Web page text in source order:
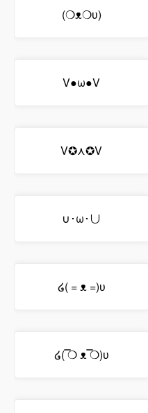
(❍ᴥ❍ʋ)
V●ω●V
V✪⋏✪V
∪･ω･∪
໒( = ᴥ =)ʋ
໒( ̿❍ ᴥ ̿❍)ʋ